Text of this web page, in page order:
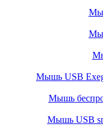
Мышь USB
Мышь
Мышь USB